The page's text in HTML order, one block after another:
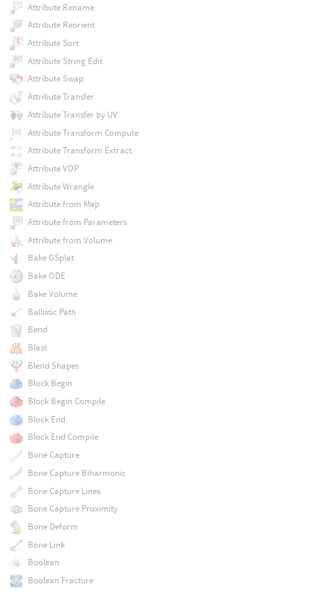
Attribute Rename
Attribute Reorient
Attribute Sort
Attribute String Edit
Attribute Swap
Attribute Transfer
Attribute Transfer by UV
Attribute Transform Compute
Attribute Transform Extract
Attribute VOP
Attribute Wrangle
Attribute from Map
Attribute from Parameters
Attribute from Volume
Bake GSplat
Bake ODE
Bake Volume
Ballistic Path
Bend
Blast
Blend Shapes
Block Begin
Block Begin Compile
Block End
Block End Compile
Bone Capture
Bone Capture Biharmonic
Bone Capture Lines
Bone Capture Proximity
Bone Deform
Bone Link
Boolean
Boolean Fracture